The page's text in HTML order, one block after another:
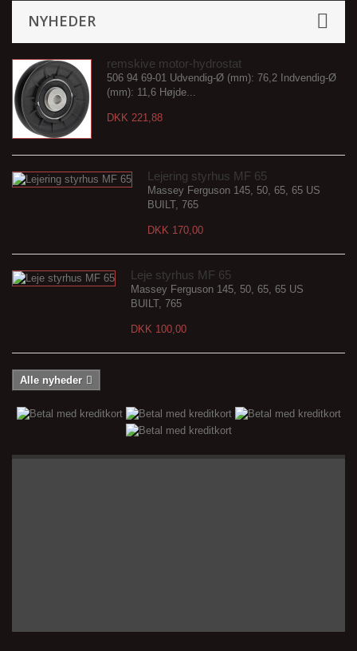
NYHEDER
remskive motor-hydrostat
506 94 69-01 Udvendig-Ø (mm): 76,2 Indvendig-Ø
(mm): 11,6 Højde...
DKK 221,88
Lejering styrhus MF 65
Massey Ferguson 145, 50, 65, 65 US
BUILT, 765
DKK 170,00
Leje styrhus MF 65
Massey Ferguson 145, 50, 65, 65 US
BUILT, 765
DKK 100,00
Alle nyheder